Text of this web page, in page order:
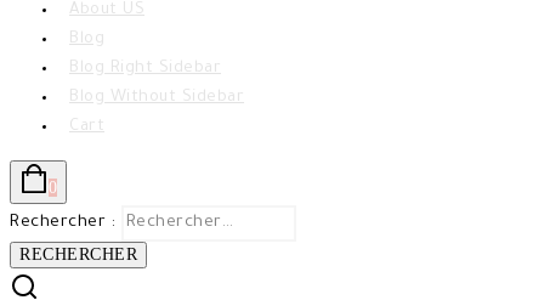
About US
Blog
Blog Right Sidebar
Blog Without Sidebar
Cart
0
Rechercher :